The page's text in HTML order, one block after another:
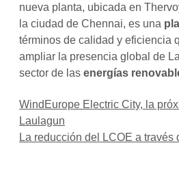
nueva planta, ubicada en
la ciudad de Chennai, es una
términos de calidad y eficiencia
ampliar la presencia global de
sector de las energías
WindEurope Electric City, la
Laulagun
La reducción del LCOE a través